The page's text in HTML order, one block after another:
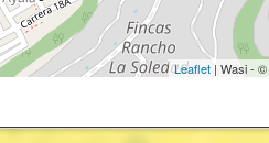
Leaflet | Wasi - ©